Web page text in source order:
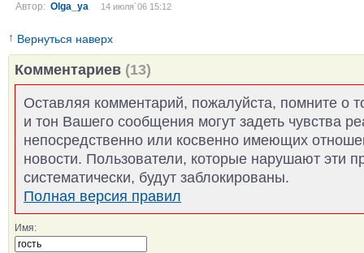
Автор: Olga_ya 14 июля´06 15:12
↑ Вернуться наверх
Комментариев (13)
Оставляя комментарий, пожалуйста, помните о
и тон Вашего сообщения могут задеть чувства
непосредственно или косвенно имеющих
новости. Пользователи, которые нарушают эти
систематически, будут заблокированы.
Полная версия правил
Имя: